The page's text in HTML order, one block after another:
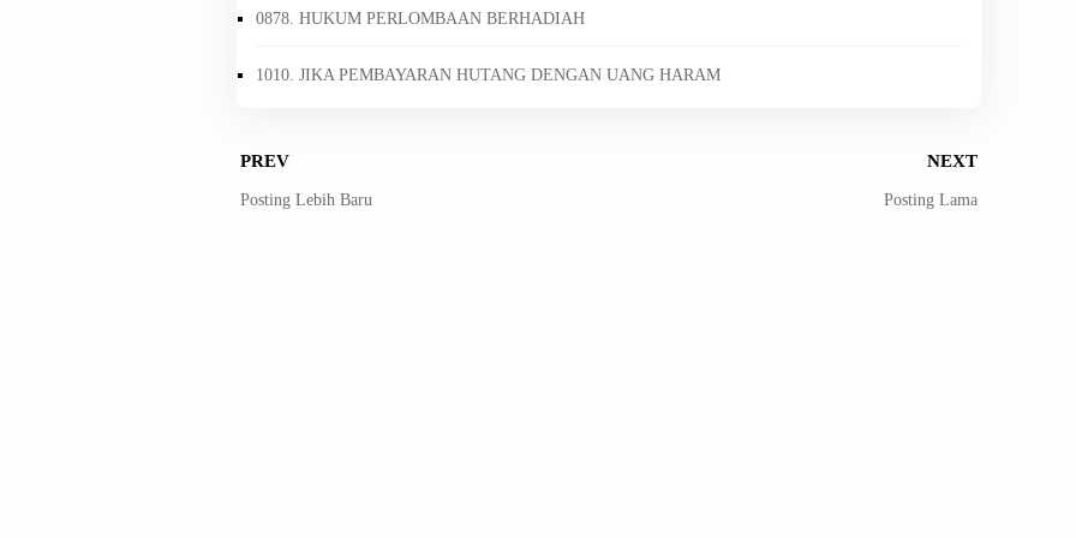
0878. HUKUM PERLOMBAAN BERHADIAH
1010. JIKA PEMBAYARAN HUTANG DENGAN UANG HARAM
PREV
Posting Lebih Baru
NEXT
Posting Lama